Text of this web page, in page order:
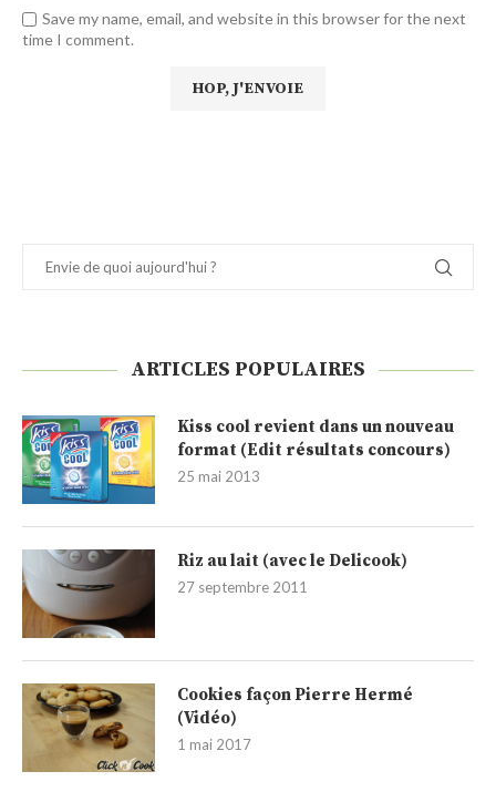
Save my name, email, and website in this browser for the next
time I comment.
ARTICLES POPULAIRES
Kiss cool revient dans un nouveau
format (Edit résultats concours)
25 mai 2013
Riz au lait (avec le Delicook)
27 septembre 2011
Cookies façon Pierre Hermé
(Vidéo)
1 mai 2017